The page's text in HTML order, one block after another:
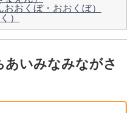
おくぼ・おおくぼ）
）
あいみなみながさ